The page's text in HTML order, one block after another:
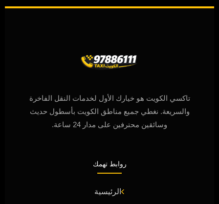
تاكسي الكويت هو خيارك الأول لخدمات النقل الفاخرة
والسريعة. نغطي جميع مناطق الكويت بأسطول حديث
وسائقين محترفين على مدار 24 ساعة.
روابط تهمك
الرئيسية